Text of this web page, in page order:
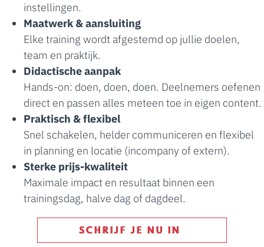
instellingen.
Maatwerk & aansluiting
Elke training wordt afgestemd op jullie doelen,
team en praktijk.
Didactische aanpak
Hands-on: doen, doen, doen. Deelnemers oefenen
direct en passen alles meteen toe in eigen content.
Praktisch & flexibel
Snel schakelen, helder communiceren en flexibel
in planning en locatie (incompany of extern).
Sterke prijs-kwaliteit
Maximale impact en resultaat binnen een
trainingsdag, halve dag of dagdeel.
SCHRIJF JE NU IN